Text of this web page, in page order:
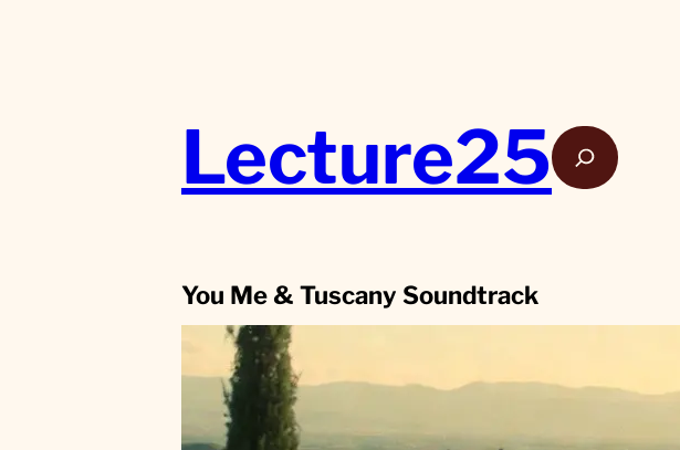
Lecture25Rech
You Me & Tuscany Soundtrack